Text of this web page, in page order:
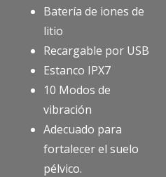
Batería de iones de
litio
Recargable por USB
Estanco IPX7
10 Modos de
vibración
Adecuado para
fortalecer el suelo
pélvico.